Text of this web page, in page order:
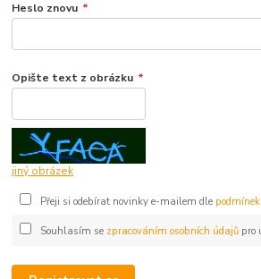
Heslo znovu *
Opište text z obrázku *
jiný obrázek
Přeji si odebírat novinky e-mailem dle
Souhlasím se zpracováním osobních údajůpro